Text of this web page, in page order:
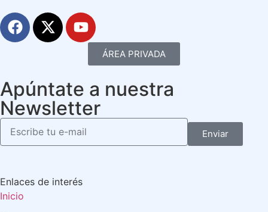
ÁREA PRIVADA
Apúntate a nuestra
Newsletter
Enviar
Enlaces de interés
Inicio